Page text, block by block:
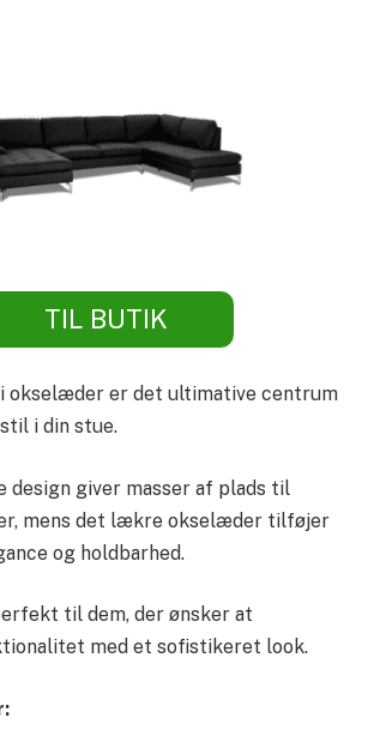
TIL BUTIK
okselæder er det ultimative centrum
i din stue.
design giver masser af plads til
mens det lækre okselæder tilføjer
og holdbarhed.
til dem, der ønsker at
med et sofistikeret look.